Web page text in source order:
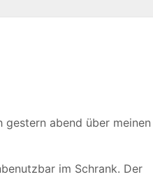
abend über meinen
im Schrank. Der